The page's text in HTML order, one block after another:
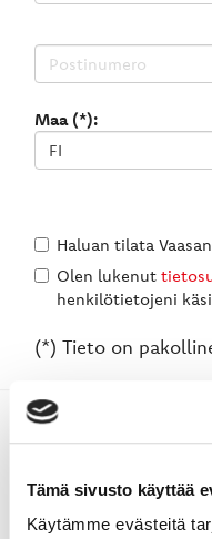
Tämä sivusto käyttää
Käytämme evästeitä
Maa (*):
Haluan tilata
Olen lukenut
henkilötietojeni
(*) Tieto on